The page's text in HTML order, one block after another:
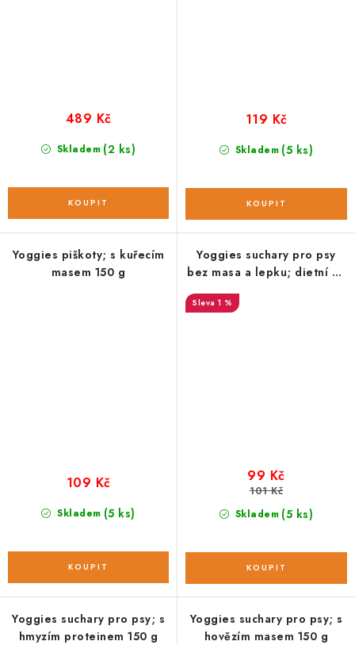
Skladem (2 ks)
489 Kč
Skladem (5 ks)
119 Kč
Yoggies piškoty; s kuřecím
masem 150 g
Skladem (5 ks)
109 Kč
Yoggies suchary pro psy
bez masa a lepku; dietní se
špenátem 150 g
1 %
Skladem (5 ks)
99 Kč
101 Kč
Yoggies suchary pro psy; s
hmyzím proteinem 150 g
Yoggies suchary pro psy; s
hovězím masem 150 g